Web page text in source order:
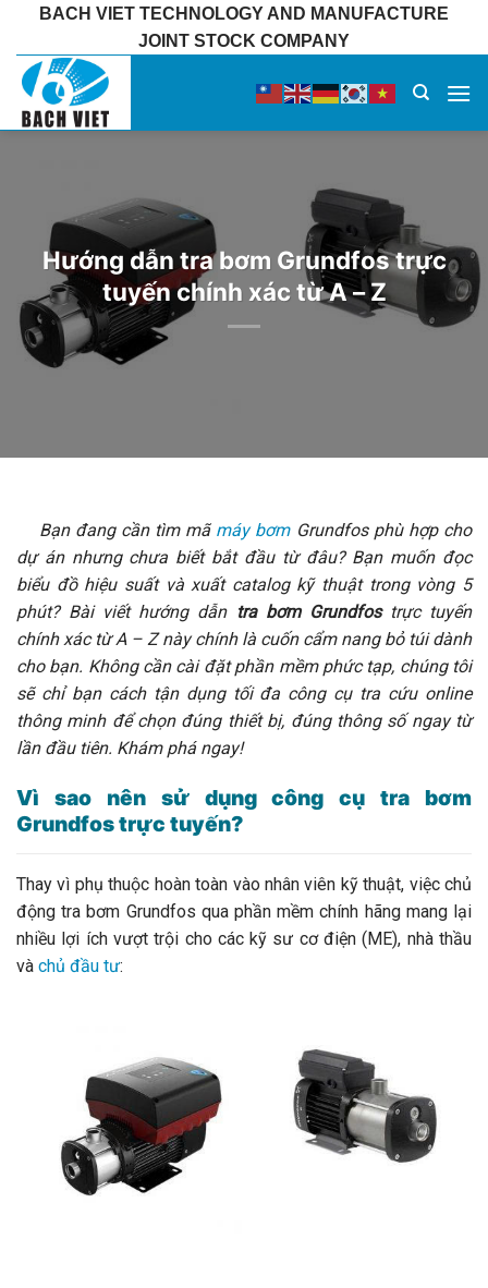
dung
BACH VIET TECHNOLOGY AND MANUFACTURE
JOINT STOCK COMPANY
Hướng dẫn tra bơm Grundfos trực
tuyến chính xác từ A – Z
Bạn đang cần tìm mã máy bơmGrundfos phù hợp cho
dự án nhưng chưa biết bắt đầu từ đâu? Bạn muốn đọc
biểu đồ hiệu suất và xuất catalog kỹ thuật trong vòng 5
phút? Bài viết hướng dẫn tra bơm Grundfostrực tuyến
chính xác từ A – Z này chính là cuốn cẩm nang bỏ túi dành
cho bạn. Không cần cài đặt phần mềm phức tạp, chúng tôi
sẽ chỉ bạn cách tận dụng tối đa công cụ tra cứu online
thông minh để chọn đúng thiết bị, đúng thông số ngay từ
lần đầu tiên. Khám phá ngay!
Vì sao nên sử dụng công cụ tra bơm
Grundfos trực tuyến?
Thay vì phụ thuộc hoàn toàn vào nhân viên kỹ thuật, việc chủ
động tra bơm Grundfos qua phần mềm chính hãng mang lại
nhiều lợi ích vượt trội cho các kỹ sư cơ điện (ME), nhà thầu
và chủ đầu tư: